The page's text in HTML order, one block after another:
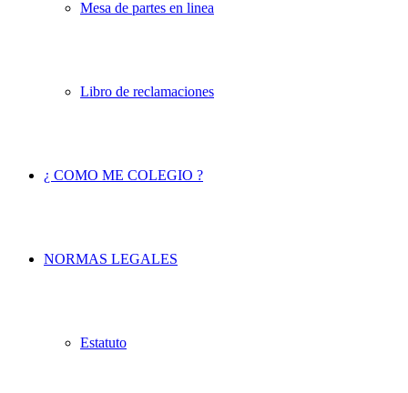
Mesa de partes en linea
Libro de reclamaciones
¿ COMO ME COLEGIO ?
NORMAS LEGALES
Estatuto